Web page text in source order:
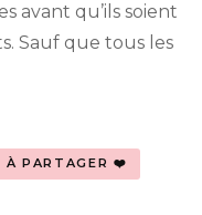
avant qu’ils soient
Sauf que tous les
À PARTAGER ❤️